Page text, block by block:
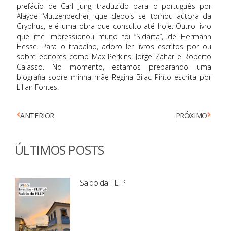
prefácio de Carl Jung, traduzido para o português por
Alayde Mutzenbecher, que depois se tornou autora da
Gryphus, e é uma obra que consulto até hoje. Outro livro
que me impressionou muito foi “Sidarta”, de Hermann
Hesse. Para o trabalho, adoro ler livros escritos por ou
sobre editores como Max Perkins, Jorge Zahar e Roberto
Calasso. No momento, estamos preparando uma
biografia sobre minha mãe Regina Bilac Pinto escrita por
Lilian Fontes.
ANTERIOR PRÓXIMO
ÚLTIMOS POSTS
Saldo da FLIP